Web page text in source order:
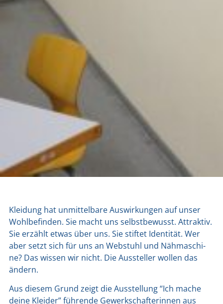
Klei­dung hat unmit­tel­ba­re Aus­wir­kun­gen auf unser
Wohl­be­fin­den. Sie macht uns selbst­be­wusst. Attrak­tiv.
Sie erzählt etwas über uns. Sie stif­tet Iden­ti­tät. Wer
aber setzt sich für uns an Web­stuhl und Näh­ma­schi­
ne? Das wis­sen wir nicht. Die Aus­stel­ler wol­len das
ändern.
Aus die­sem Grund zeigt die Aus­stel­lung “Ich mache
dei­ne Klei­der” füh­ren­de Gewerk­schaf­te­rin­nen aus